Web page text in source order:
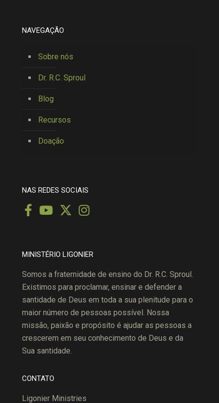
NAVEGAÇÃO
Sobre nós
Dr. R.C. Sproul
Blog
Recursos
Doação
NAS REDES SOCIAIS
MINISTÉRIO LIGONIER
Somos a fraternidade de ensino do Dr. R.C. Sproul.
Existimos para proclamar, ensinar e defender a
santidade de Deus em toda a sua plenitude para o
maior número de pessoas possível. Nossa
missão, paixão e propósito é ajudar as pessoas a
crescerem em seu conhecimento de Deus e da
Sua santidade.
CONTATO
Ligonier Ministries